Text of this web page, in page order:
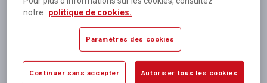
Expédition le jour même
si validation avant 12h
satisfaction totale
notre
politique de cookies.
Paramètres des cookies
Continuer sans accepter Autoriser tous les cookies